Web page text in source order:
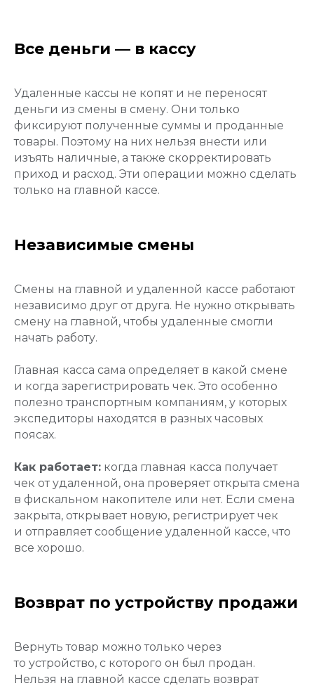
Все деньги — в кассу
Удаленные кассы не копят и не переносят
деньги из смены в смену. Они только
фиксируют полученные суммы и проданные
товары. Поэтому на них нельзя внести или
изъять наличные, а также скорректировать
приход и расход. Эти операции можно сделать
только на главной кассе.
Независимые смены
Смены на главной и удаленной кассе работают
независимо друг от друга. Не нужно открывать
смену на главной, чтобы удаленные смогли
начать работу.
Главная касса сама определяет в какой смене
и когда зарегистрировать чек. Это особенно
полезно транспортным компаниям, у которых
экспедиторы находятся в разных часовых
поясах.
Как работает: когда главная касса получает
чек от удаленной, она проверяет открыта смена
в фискальном накопителе или нет. Если смена
закрыта, открывает новую, регистрирует чек
и отправляет сообщение удаленной кассе, что
все хорошо.
Возврат по устройству продажи
Вернуть товар можно только через
то устройство, с которого он был продан.
Нельзя на главной кассе сделать возврат